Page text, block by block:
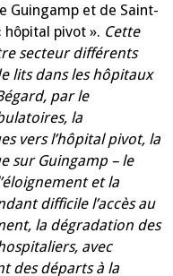
Guingamp et de Saint-
hôpital pivot ». Cette
secteur différents
lits dans les hôpitaux
par le
la
vers l’hôpital pivot, la
sur Guingamp – le
et la
difficile l’accès au
la dégradation des
avec
des départs à la